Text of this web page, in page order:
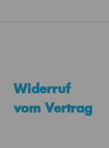
Widerruf
vom Vertrag